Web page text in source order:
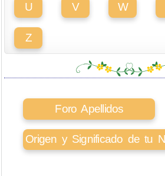
U V W
Z
Foro Apellidos
Origen y Significado de tu